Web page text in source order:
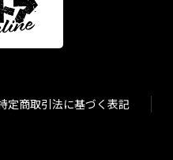
定商取引法に基づく表記